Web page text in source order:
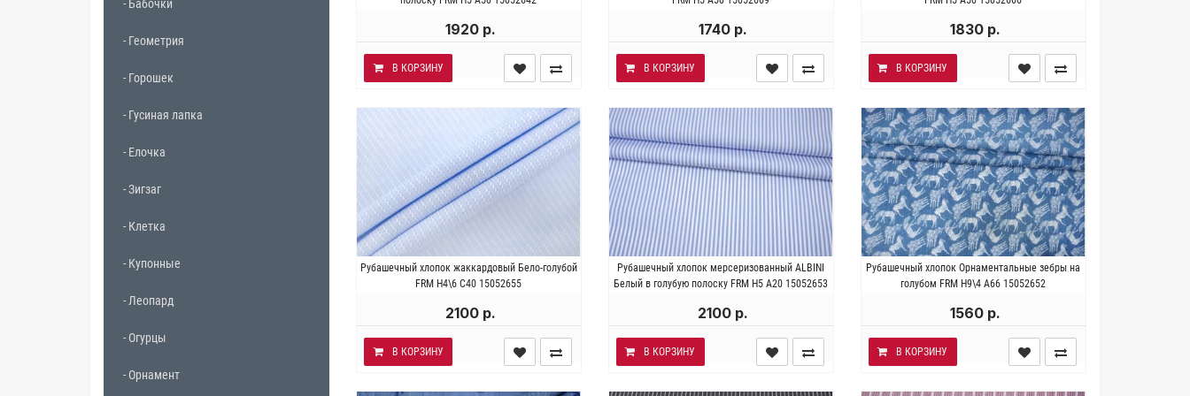
- Бабочки
- Геометрия
- Горошек
- Гусиная лапка
- Елочка
- Зигзаг
- Клетка
- Купонные
- Леопард
- Огурцы
- Орнамент
1920 р.
В КОРЗИНУ
1740 р.
В КОРЗИНУ
1830 р.
В КОРЗИНУ
Рубашечный хлопок жаккардовый Бело-голубой
FRM H4\6 С40 15052655
Италия . Состав 100% хлопок.
Плотность ~ 100 гр/м2. Ширина 153
2100 р.
В КОРЗИНУ
Рубашечный хлопок мерсеризованный ALBINI
Белый в голубую полоску FRM H5 A20 15052653
Италия . Состав 100% хлопок.
Плотность ~ 110 гр/м2. Ширина 151 см.
2100 р.
В КОРЗИНУ
Рубашечный хлопок Орнаментальные зебры на
голубом FRM Н9\4 А66 15052652
Италия . Состав 100% хлопок.
Плотность ~ 90 гр/м2. Ширина 148 см.
1560 р.
В КОРЗИНУ